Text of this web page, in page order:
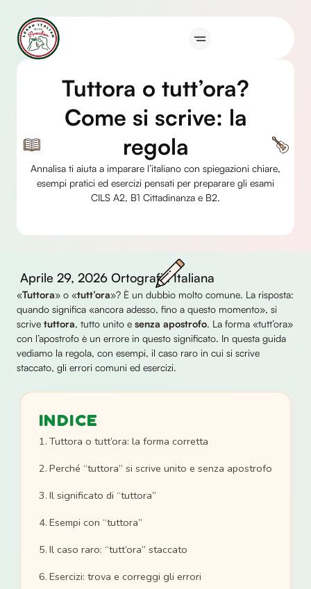
contenuto
Tuttora o tutt’ora?
Come si scrive: la
regola
Annalisa ti aiuta a imparare l’italiano con spiegazioni chiare,
esempi pratici ed esercizi pensati per preparare gli esami
CILS A2, B1 Cittadinanza e B2.
Aprile 29, 2026 Ortografia Italiana
«Tuttora» o «tutt’ora»? È un dubbio molto comune. La risposta:
quando significa «ancora adesso, fino a questo momento», si
scrive tuttora, tutto unito e senza apostrofo. La forma «tutt’ora»
con l’apostrofo è un errore in questo significato. In questa guida
vediamo la regola, con esempi, il caso raro in cui si scrive
staccato, gli errori comuni ed esercizi.
INDICE
Tuttora o tutt’ora: la forma corretta
Perché “tuttora” si scrive unito e senza apostrofo
Il significato di “tuttora”
Esempi con “tuttora”
Il caso raro: “tutt’ora” staccato
Esercizi: trova e correggi gli errori